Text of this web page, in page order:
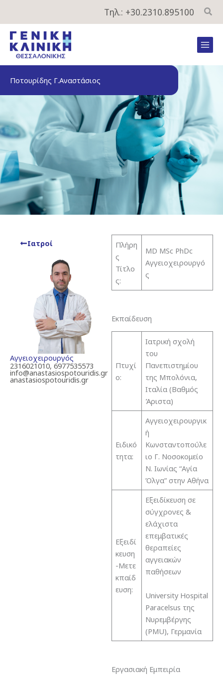
περιεχόμενο
Τηλ.: +30.2310.895100
Ποτουρίδης Γ.Αναστάσιος
Ιατροί
Αγγειοχειρουργός
2316021010, 6977535573
info@anastasiospotouridis.gr
anastasiospotouridis.gr
Πλήρη
ς
Τίτλο
ς:
MD MSc PhDc
Αγγειοχειρουργό
ς
Εκπαίδευση
Πτυχί
ο:
Ιατρική σχολή
του
Πανεπιστημίου
της Μπολόνια,
Ιταλία (Βαθμός
Άριστα)
Ειδικό
τητα:
Αγγειοχειρουργικ
ή
Κωνσταντοπούλε
ιο Γ. Νοσοκομείο
Ν. Ιωνίας “Αγία
Όλγα” στην Αθήνα
Εξειδί
κευση
-Μετε
κπαίδ
ευση:
Εξειδίκευση σε
σύγχρονες &
ελάχιστα
επεμβατικές
θεραπείες
αγγειακών
παθήσεων
University Hospital
Paracelsus της
Νυρεμβέργης
(PMU), Γερμανία
Εργασιακή Εμπειρία